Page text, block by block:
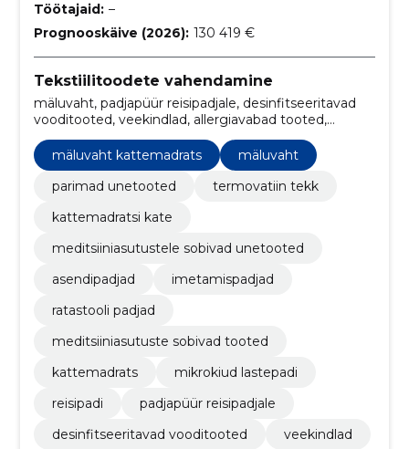
Töötajaid: –
Prognooskäive (2026): 130 419 €
Tekstiilitoodete vahendamine
mäluvaht, padjapüür reisipadjale, desinfitseeritavad
vooditooted, veekindlad, allergiavabad tooted,
tolmuvabad, sleepangel, Voodipesu, Padjad, reisipadi
mäluvaht kattemadrats
mäluvaht
parimad unetooted
termovatiin tekk
kattemadratsi kate
meditsiiniasutustele sobivad unetooted
asendipadjad
imetamispadjad
ratastooli padjad
meditsiiniasutuste sobivad tooted
kattemadrats
mikrokiud lastepadi
reisipadi
padjapüür reisipadjale
desinfitseeritavad vooditooted
veekindlad